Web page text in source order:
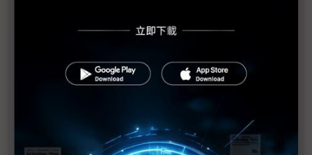
科技1分鐘：RGB再添一色──海信玲瓏四芯背光技
三星勝訴奏效「高仿」商標沒現身 TCL在CES話題